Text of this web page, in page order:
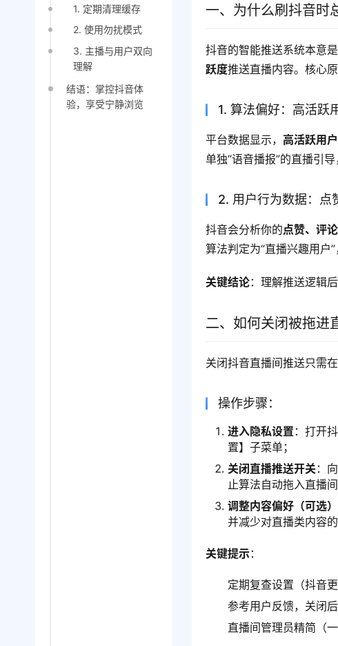
1. 定期清理缓存
2. 使用勿扰模式
3. 主播与用户双向
理解
结语：掌控抖音体
验，享受宁静浏览
一、为什么刷抖音时
抖音的智能推送系统本意
跃度推送直播内容。核心原
1. 算法偏好：高活跃
平台数据显示，高活跃用
单独“语音播报”的直播引
2. 用户行为数据：点
抖音会分析你的点赞、评
算法判定为“直播兴趣用户
关键结论：理解推送逻辑
二、如何关闭被拖进
关闭抖音直播间推送只需
操作步骤：
进入隐私设置 ：打开
置】子菜单；
关闭直播推送开关 ：
止算法自动拖入直播间
调整内容偏好（可选）
并减少对直播类内容的
关键提示：
定期复查设置（抖音更
参考用户反馈，关闭
直播间管理员精简（